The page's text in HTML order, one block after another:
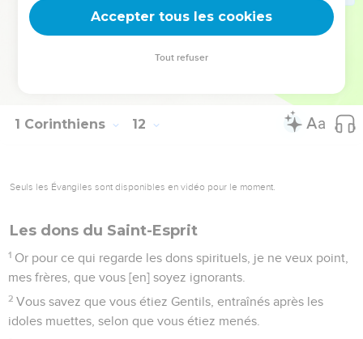
pour manger, attendez-vous l'un l'autre.
Et si quelqu'un a faim, qu'il mange en sa maison, afin que
vous ne vous assembliez pas pour votre condamnation.
1 Corinthiens 12
Seuls les Évangiles sont disponibles en vidéo pour le moment.
Les dons du Saint-Esprit
1 Or pour ce qui regarde les dons spirituels, je ne veux point,
mes frères, que vous [en] soyez ignorants.
2 Vous savez que vous étiez Gentils, entraînés après les
idoles muettes, selon que vous étiez menés.
Accepter tous les cookies
Tout refuser